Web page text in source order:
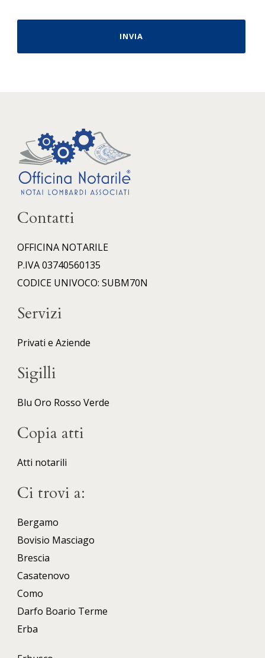
Contatti
OFFICINA NOTARILE
P.IVA 03740560135
CODICE UNIVOCO: SUBM70N
Servizi
Privati e Aziende
Sigilli
Blu Oro Rosso Verde
Copia atti
Atti notarili
Ci trovi a:
Bergamo
Bovisio Masciago
Brescia
Casatenovo
Como
Darfo Boario Terme
Erba